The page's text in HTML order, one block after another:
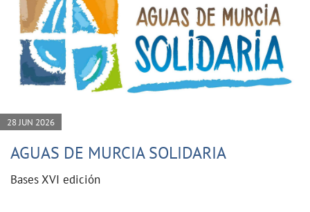
28 JUN 2026
AGUAS DE MURCIA SOLIDARIA
Bases XVI edición